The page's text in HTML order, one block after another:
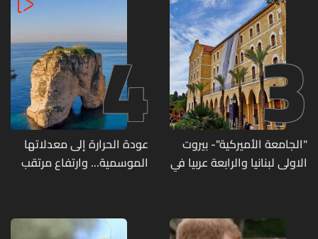
3
"الجامعة الأميركية"- بيروت
الاولى لبنانيا والرابعة عربيا في
4
عودة الحرارة إلى معدلاتها
الموسمية... وارتفاع مرتقب